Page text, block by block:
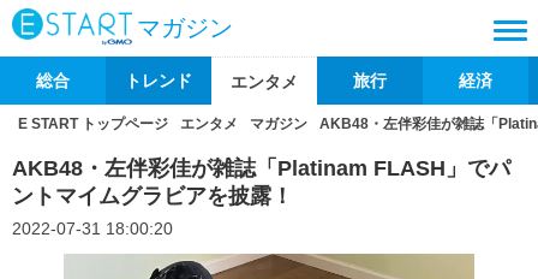
マガジン
総合 トレンド エンタメ 旅行 経済
E START トップページ エンタメ マガジン AKB48・左伴彩佳が雑誌「
AKB48・左伴彩佳が雑誌「Platinam FLASH」でパ
ントマイムグラビアを披露！
2022-07-31 18:00:20